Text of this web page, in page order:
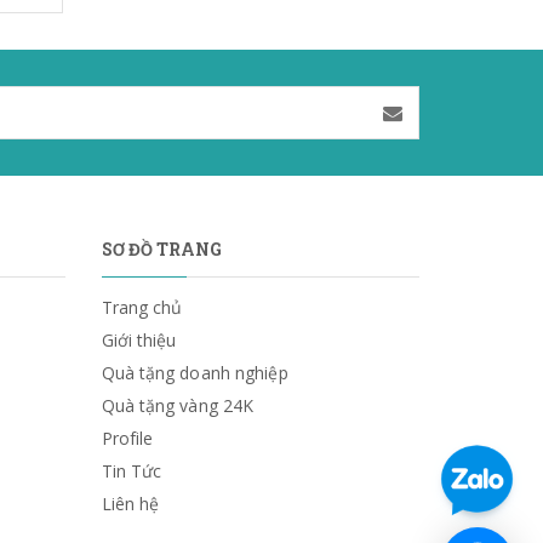
SƠ ĐỒ TRANG
Trang chủ
Giới thiệu
Quà tặng doanh nghiệp
Quà tặng vàng 24K
Profile
Tin Tức
Liên hệ